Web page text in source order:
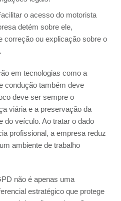
o acesso do motorista
detém sobre ele,
correção ou explicação sobre o
em tecnologias como a
condução também deve
deve ser sempre o
viária e a preservação da
do veículo. Ao tratar o dado
profissional, a empresa reduz
ambiente de trabalho
não é apenas uma
estratégico que protege